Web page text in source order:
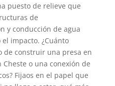
puesto de relieve que
de
y conducción de agua
impacto. ¿Cuánto
de construir una presa en
o una conexión de
Fijaos en el papel que